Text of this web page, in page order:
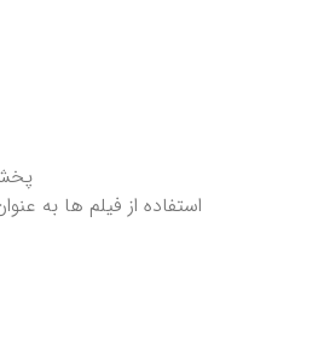
استفاده از فیلم ها به